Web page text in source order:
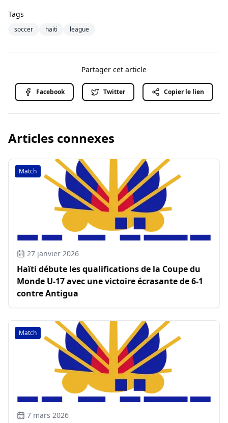
Tags
soccer haiti league
Partager cet article
Facebook Twitter Copier le lien
Articles connexes
Match
27 janvier 2026
Haïti débute les qualifications de la Coupe du
Monde U-17 avec une victoire écrasante de 6-1
contre Antigua
Match
7 mars 2026